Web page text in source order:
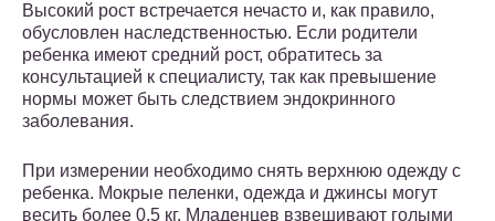
Высокий рост встречается нечасто и, как правило,
обусловлен наследственностью. Если родители
ребенка имеют средний рост, обратитесь за
консультацией к специалисту, так как превышение
нормы может быть следствием эндокринного
заболевания.
При измерении необходимо снять верхнюю одежду с
ребенка. Мокрые пеленки, одежда и джинсы могут
весить более 0,5 кг. Младенцев взвешивают голыми